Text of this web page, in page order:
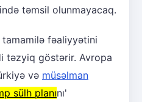
təmsil olunmayacaq.
tamamilə fəaliyyətini
təzyiq göstərir. Avropa
və müsəlman
sülh planını'